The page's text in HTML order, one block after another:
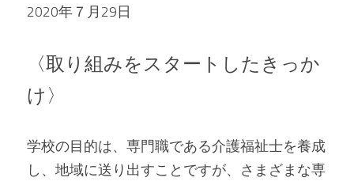
2020年７月29日
〈取り組みをスタートしたきっか
け〉
学校の目的は、専門職である介護福祉士を養成
し、地域に送り出すことですが、さまざまな専